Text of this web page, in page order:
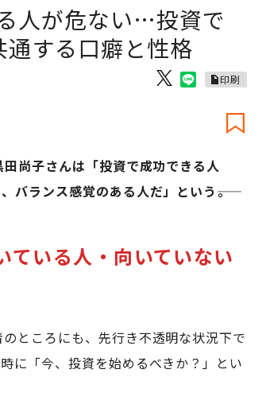
人が危ない…投資で
通する口癖と性格
印刷
尚子さんは「投資で成功できる人
ランス感覚のある人だ」という――。
ている人・向いていない
ところにも、先行き不透明な状況下で
に「今、投資を始めるべきか？」とい